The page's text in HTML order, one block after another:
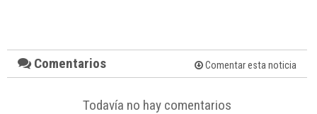
Comentarios Comentar esta noticia
Todavía no hay comentarios